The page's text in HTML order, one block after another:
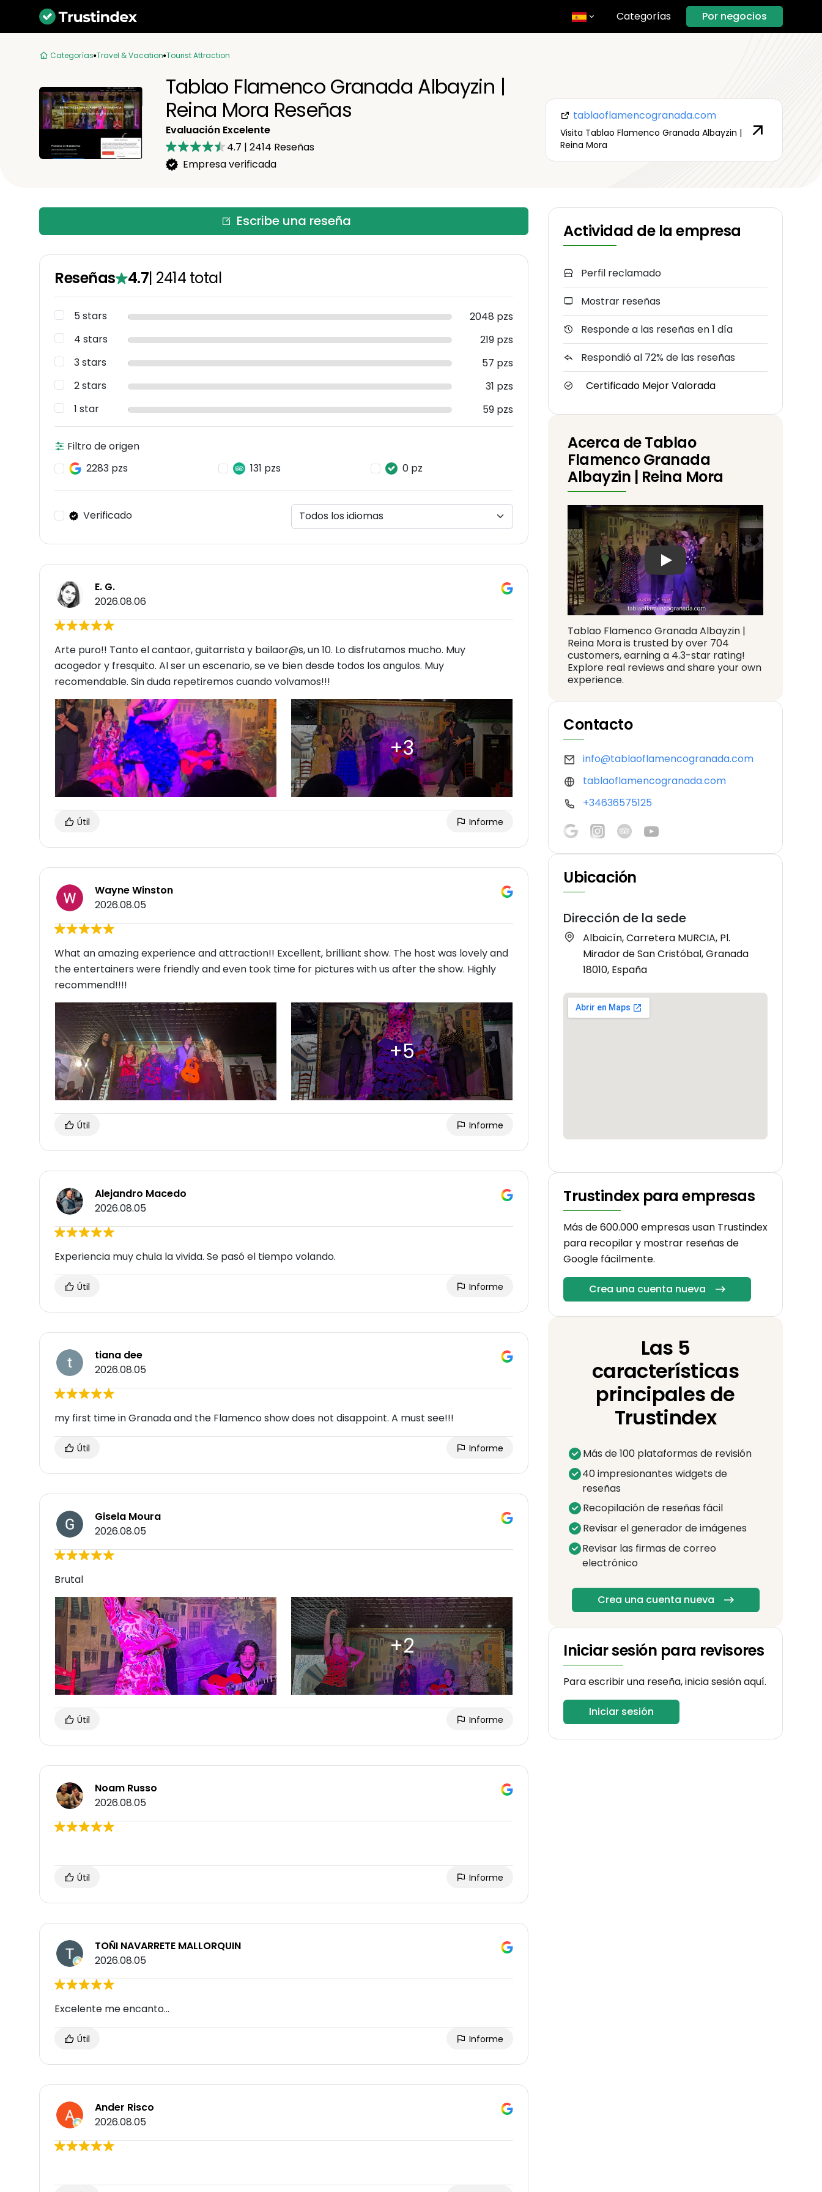
Categorías Por negocios
Categorías Travel & Vacation Tourist Attraction
Tablao Flamenco Granada Albayzin |
Reina Mora Reseñas
Evaluación Excelente
4.7 | 2414 Reseñas
Empresa verificada
tablaoflamencogranada.com
Visita Tablao Flamenco Granada Albayzin |
Reina Mora
Escribe una reseña
Reseñas 4.7| 2414 total
5 stars
2048 pzs
4 stars
219 pzs
3 stars
57 pzs
2 stars
31 pzs
1 star
59 pzs
Filtro de origen
2283 pzs
131 pzs 0 pz
Verificado
E. G.
2026.08.06
Arte puro!! Tanto el cantaor, guitarrista y bailaor@s, un 10. Lo disfrutamos mucho. Muy
acogedor y fresquito. Al ser un escenario, se ve bien desde todos los angulos. Muy
recomendable. Sin duda repetiremos cuando volvamos!!!
Útil Informe
Wayne Winston
2026.08.05
What an amazing experience and attraction!! Excellent, brilliant show. The host was lovely and
the entertainers were friendly and even took time for pictures with us after the show. Highly
recommend!!!!
Útil Informe
Alejandro Macedo
2026.08.05
Experiencia muy chula la vivida. Se pasó el tiempo volando.
Útil Informe
tiana dee
2026.08.05
my first time in Granada and the Flamenco show does not disappoint. A must see!!!
Útil Informe
Gisela Moura
2026.08.05
Brutal
Útil Informe
Noam Russo
2026.08.05
Útil Informe
TOÑI NAVARRETE MALLORQUIN
2026.08.05
Excelente me encanto...
Útil Informe
Ander Risco
2026.08.05
Actividad de la empresa
Perfil reclamado
Mostrar reseñas
Responde a las reseñas en 1 día
Respondió al 72% de las reseñas
Certificado Mejor Valorada
Acerca de Tablao
Flamenco Granada
Albayzin | Reina Mora
Play: Keynote (Google I/O '18)
Tablao Flamenco Granada Albayzin |
Reina Mora is trusted by over 704
customers, earning a 4.3-star rating!
Explore real reviews and share your own
experience.
Contacto
info@tablaoflamencogranada.com
tablaoflamencogranada.com
+34636575125
Ubicación
Dirección de la sede
Albaicín, Carretera MURCIA, Pl.
Mirador de San Cristóbal, Granada
18010, España
Trustindex para empresas
Más de 600.000 empresas usan Trustindex
para recopilar y mostrar reseñas de
Google fácilmente.
Crea una cuenta nueva
Las 5
características
principales de
Trustindex
Más de 100 plataformas de revisión
40 impresionantes widgets de
reseñas
Recopilación de reseñas fácil
Revisar el generador de imágenes
Revisar las firmas de correo
electrónico
Crea una cuenta nueva
Iniciar sesión para revisores
Para escribir una reseña, inicia sesión aquí.
Iniciar sesión